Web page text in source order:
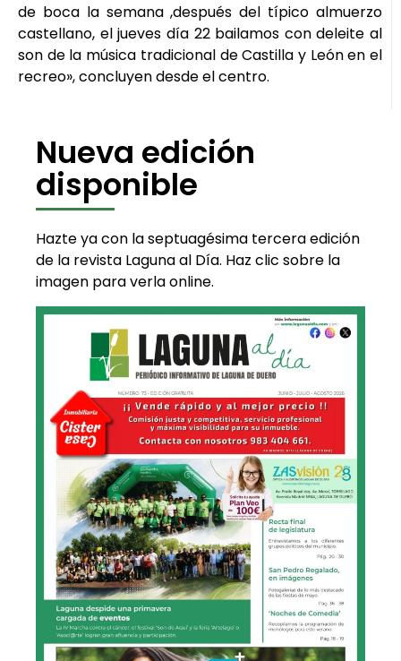
de boca la semana ,después del típico almuerzo
castellano, el jueves día 22 bailamos con deleite al
son de la música tradicional de Castilla y León en el
recreo», concluyen desde el centro.
Nueva edición
disponible
Hazte ya con la septuagésima tercera edición
de la revista Laguna al Día. Haz clic sobre la
imagen para verla online.